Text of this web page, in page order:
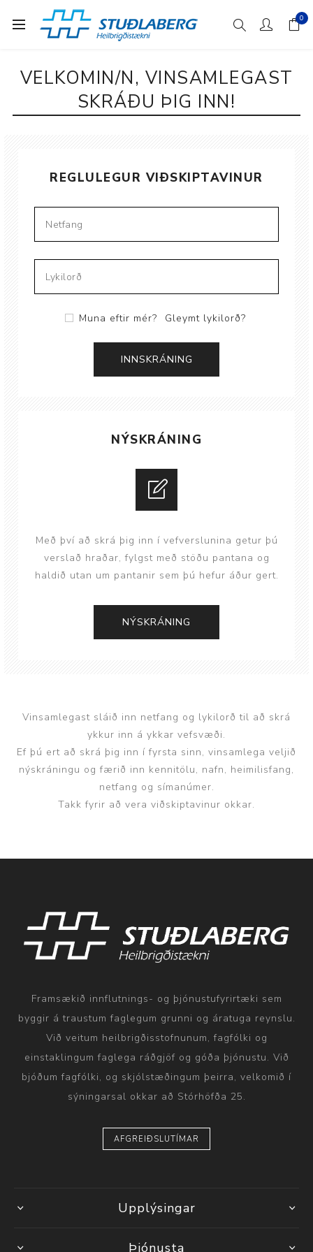
0
VELKOMIN/N, VINSAMLEGAST
SKRÁÐU ÞIG INN!
REGLULEGUR VIÐSKIPTAVINUR
Muna eftir mér? Gleymt lykilorð?
NÝSKRÁNING
Með því að skrá þig inn í vefverslunina getur þú
verslað hraðar, fylgst með stöðu pantana og
haldið utan um pantanir sem þú hefur áður gert.
Vinsamlegast sláið inn netfang og lykilorð til að skrá
ykkur inn á ykkar vefsvæði.
Ef þú ert að skrá þig inn í fyrsta sinn, vinsamlega veljið
nýskráningu og færið inn kennitölu, nafn, heimilisfang,
netfang og símanúmer.
Takk fyrir að vera viðskiptavinur okkar.
Framsækið innflutnings- og þjónustufyrirtæki sem
byggir á traustum faglegum grunni og áratuga reynslu.
Við veitum heilbrigðisstofnunum, fagfólki og
einstaklingum faglega ráðgjöf og góða þjónustu. Við
bjóðum fagfólki, og skjólstæðingum þeirra, velkomið í
sýningarsal okkar að Stórhöfða 25.
AFGREIÐSLUTÍMAR
Upplýsingar
Þjónusta